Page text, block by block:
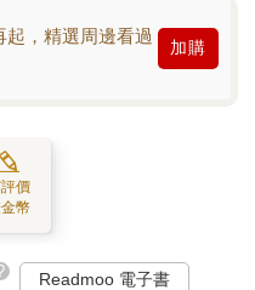
，精選周邊看過
加購
價
幣
Readmoo 電子書